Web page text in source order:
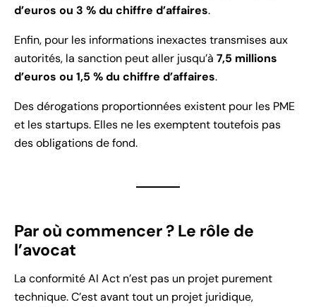
d’euros ou 3 % du chiffre d’affaires.
Enfin, pour les informations inexactes transmises aux
autorités, la sanction peut aller jusqu’à 7,5 millions
d’euros ou 1,5 % du chiffre d’affaires.
Des dérogations proportionnées existent pour les PME
et les startups. Elles ne les exemptent toutefois pas
des obligations de fond.
Par où commencer ? Le rôle de
l’avocat
La conformité AI Act n’est pas un projet purement
technique. C’est avant tout un projet juridique,